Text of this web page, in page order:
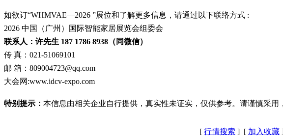
如欲订“WHMVAE—2026 ”展位和了解更多信息，请通过以下联络方式 :
2026 中国（广州）国际智能家居展览会组委会
联系人：许先生 187 1786 8938（同微信）
传 真：021-51069101
邮 箱：809004723@qq.com
大会网:www.idcv-expo.com
特别提示： 本信息由相关企业自行提供，真实性未证实，仅供参考。请谨慎采用
[ 行情搜索 ] [ 加入收藏